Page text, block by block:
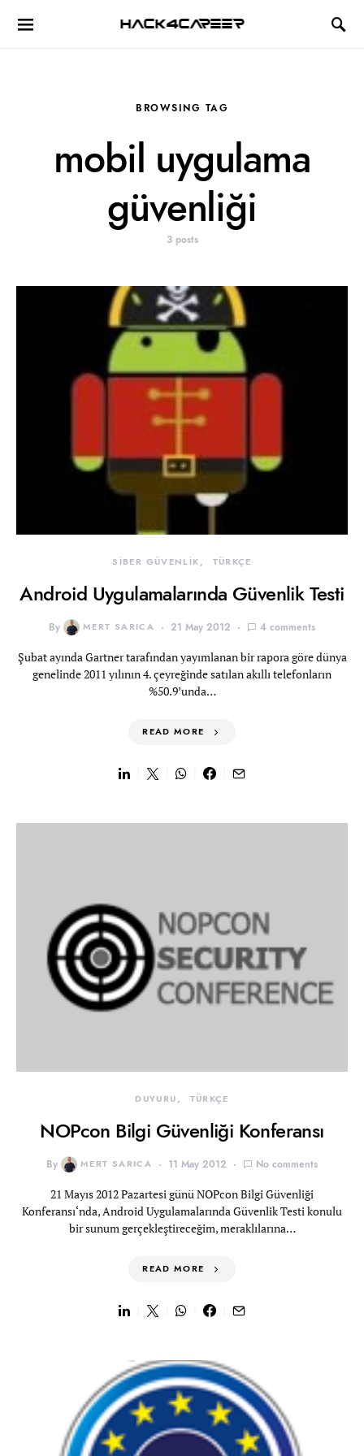
Hack4Career
BROWSING TAG
mobil uygulama
güvenliği
3 posts
SİBER GÜVENLİK TÜRKÇE
Android Uygulamalarında Güvenlik Testi
By MERT SARICA 21 May 2012 4 comments
Şubat ayında Gartner tarafından yayımlanan bir rapora göre dünya
genelinde 2011 yılının 4. çeyreğinde satılan akıllı telefonların
%50.9’unda…
READ MORE
DUYURU TÜRKÇE
NOPcon Bilgi Güvenliği Konferansı
By MERT SARICA 11 May 2012 No comments
21 Mayıs 2012 Pazartesi günü NOPcon Bilgi Güvenliği
Konferansı‘nda, Android Uygulamalarında Güvenlik Testi konulu
bir sunum gerçekleştireceğim, meraklılarına…
READ MORE